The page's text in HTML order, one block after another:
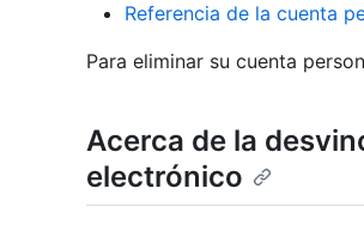
Referencia de la cuenta
Para eliminar su cuenta
Acerca de la
electrónico